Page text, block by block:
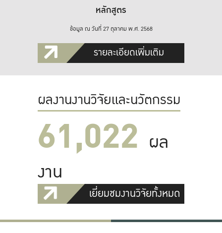
หลักสูตร
ข้อมูล ณ วันที่ 27 ตุลาคม พ.ศ. 2568
รายละเอียดเพิ่มเติม
ผลงานงานวิจัยและนวัตกรรม
61,022 ผล
งาน
เยี่ยมชมงานวิจัยทั้งหมด